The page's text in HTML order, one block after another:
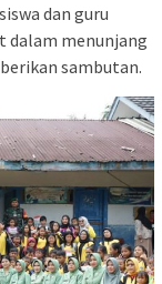
dan guru
dalam menunjang
sambutan.